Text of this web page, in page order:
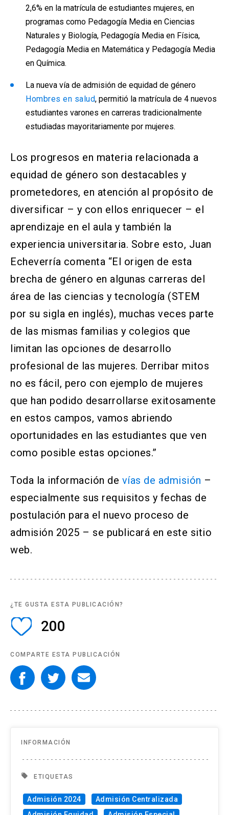
2,6% en la matrícula de estudiantes mujeres, en
programas como Pedagogía Media en Ciencias
Naturales y Biología, Pedagogía Media en Física,
Pedagogía Media en Matemática y Pedagogía Media
en Química.
La nueva vía de admisión de equidad de género
Hombres en salud, permitió la matrícula de 4 nuevos
estudiantes varones en carreras tradicionalmente
estudiadas mayoritariamente por mujeres.
Los progresos en materia relacionada a
equidad de género son destacables y
prometedores, en atención al propósito de
diversificar – y con ellos enriquecer – el
aprendizaje en el aula y también la
experiencia universitaria. Sobre esto, Juan
Echeverría comenta “El origen de esta
brecha de género en algunas carreras del
área de las ciencias y tecnología (STEM
por su sigla en inglés), muchas veces parte
de las mismas familias y colegios que
limitan las opciones de desarrollo
profesional de las mujeres. Derribar mitos
no es fácil, pero con ejemplo de mujeres
que han podido desarrollarse exitosamente
en estos campos, vamos abriendo
oportunidades en las estudiantes que ven
como posible estas opciones.”
Toda la información de vías de admisión –
especialmente sus requisitos y fechas de
postulación para el nuevo proceso de
admisión 2025 – se publicará en este sitio
web.
¿TE GUSTA ESTA PUBLICACIÓN?
200
COMPARTE ESTA PUBLICACIÓN
INFORMACIÓN
local_offer ETIQUETAS
Admisión 2024
Admisión Centralizada